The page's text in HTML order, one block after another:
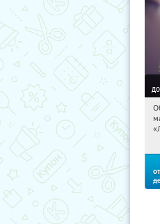
до
от